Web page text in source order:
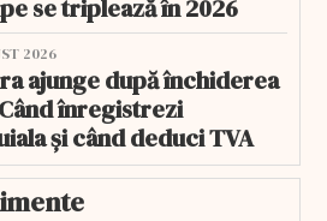
se triplează în 2026
2026
ajunge după închiderea
înregistrezi
și când deduci TVA